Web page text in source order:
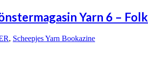
Yarn 6 – Folk
, Scheepjes Yarn Bookazine